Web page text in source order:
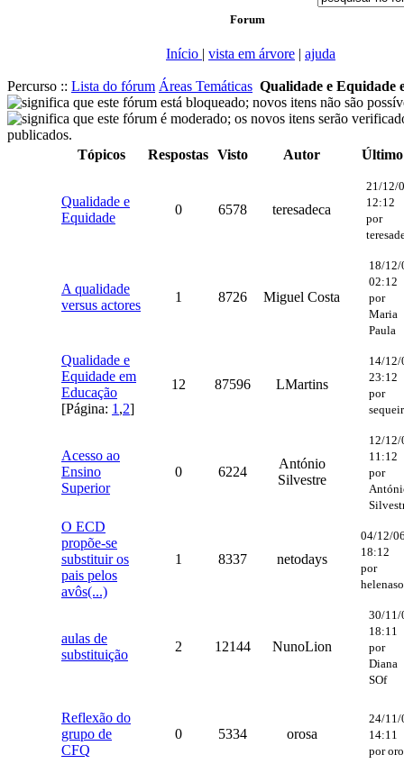
Forum
Início | vista em árvore | ajuda
Percurso :: Lista do fórum Áreas Temáticas Qualidade e Equidade
Tópicos Respostas Visto Autor
Qualidade e
Equidade
0 6578 teresadeca
21/12/
12:12
por
A qualidade
versus actores
1 8726 Miguel Costa
18/12/
02:12
por
Maria
Paula
Qualidade e
Equidade em
Educação
[Página: 1 ,2]
12 87596 LMartins
14/12/
23:12
por
Acesso ao
Ensino
Superior
0 6224
António
Silvestre
12/12/
11:12
por
O ECD
propõe-se
substituir os
pais pelos
avôs(...)
1 8337 netodays
04/12/
18:12
por
aulas de
substituição
2 12144 NunoLion
30/11/
18:11
por
Diana
SOf
Reflexão do
grupo de
CFQ
0 5334 orosa
24/11/
14:11
por